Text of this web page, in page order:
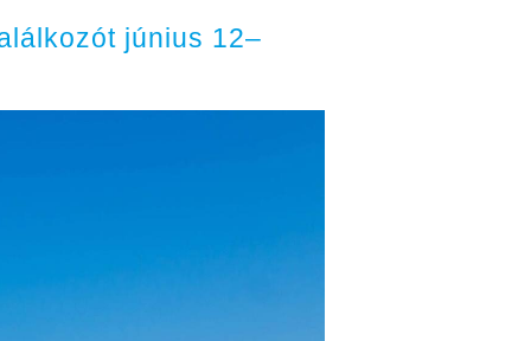
június 12–